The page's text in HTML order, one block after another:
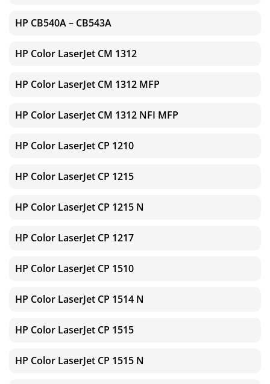
HP CB540A – CB543A
HP Color LaserJet CM 1312
HP Color LaserJet CM 1312 MFP
HP Color LaserJet CM 1312 NFI MFP
HP Color LaserJet CP 1210
HP Color LaserJet CP 1215
HP Color LaserJet CP 1215 N
HP Color LaserJet CP 1217
HP Color LaserJet CP 1510
HP Color LaserJet CP 1514 N
HP Color LaserJet CP 1515
HP Color LaserJet CP 1515 N